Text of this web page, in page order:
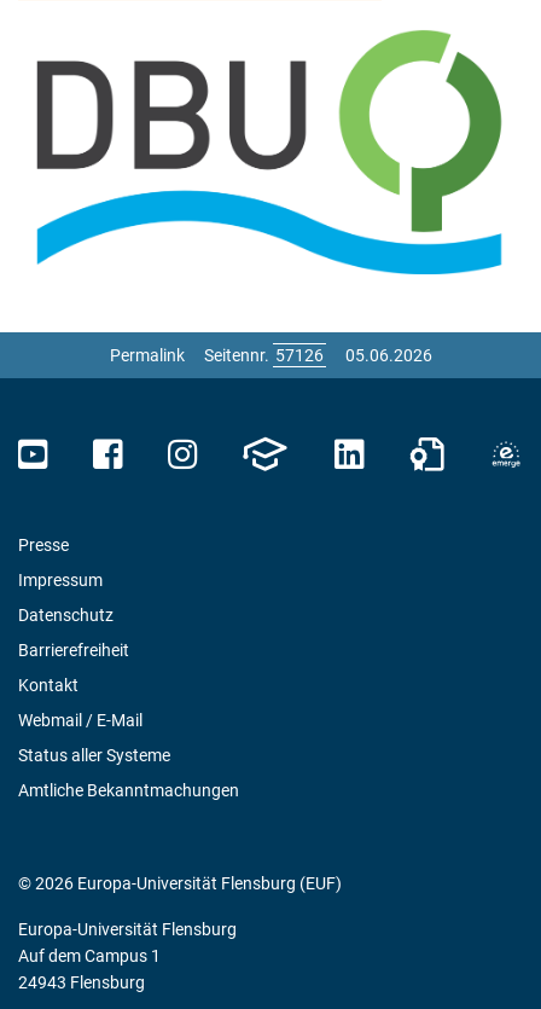
Permalink Seitennr. 05.06.2026
Presse
Impressum
Datenschutz
Barrierefreiheit
Kontakt
Webmail / E-Mail
Status aller Systeme
Amtliche Bekanntmachungen
© 2026 Europa-Universität Flensburg (EUF)
Europa-Universität Flensburg
Auf dem Campus 1
24943 Flensburg